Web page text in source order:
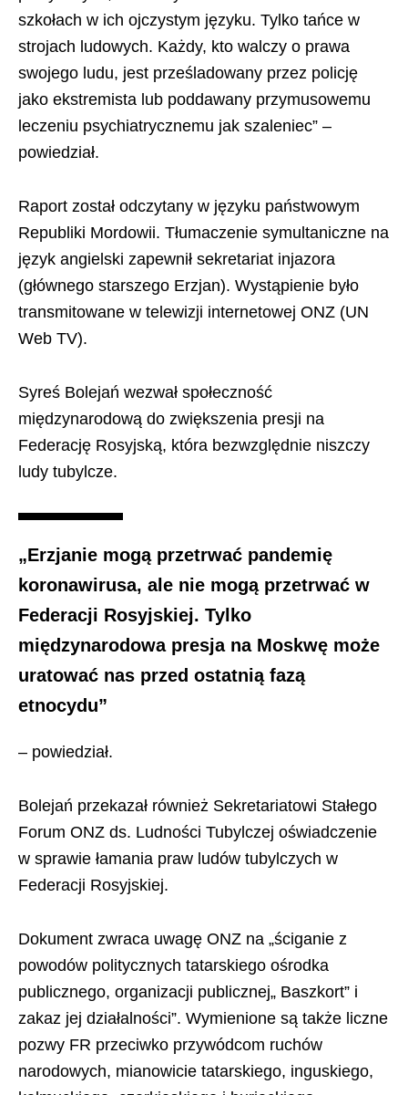
szkołach w ich ojczystym języku. Tylko tańce w
strojach ludowych. Każdy, kto walczy o prawa
swojego ludu, jest prześladowany przez policję
jako ekstremista lub poddawany przymusowemu
leczeniu psychiatrycznemu jak szaleniec” –
powiedział.
Raport został odczytany w języku państwowym
Republiki Mordowii. Tłumaczenie symultaniczne na
język angielski zapewnił sekretariat injazora
(głównego starszego Erzjan). Wystąpienie było
transmitowane w telewizji internetowej ONZ (UN
Web TV).
Syreś Bolejań wezwał społeczność
międzynarodową do zwiększenia presji na
Federację Rosyjską, która bezwzględnie niszczy
ludy tubylcze.
„Erzjanie mogą przetrwać pandemię
koronawirusa, ale nie mogą przetrwać w
Federacji Rosyjskiej. Tylko
międzynarodowa presja na Moskwę może
uratować nas przed ostatnią fazą
etnocydu”
– powiedział.
Bolejań przekazał również Sekretariatowi Stałego
Forum ONZ ds. Ludności Tubylczej oświadczenie
w sprawie łamania praw ludów tubylczych w
Federacji Rosyjskiej.
Dokument zwraca uwagę ONZ na „ściganie z
powodów politycznych tatarskiego ośrodka
publicznego, organizacji publicznej„ Baszkort” i
zakaz jej działalności”. Wymienione są także liczne
pozwy FR przeciwko przywódcom ruchów
narodowych, mianowicie tatarskiego, inguskiego,